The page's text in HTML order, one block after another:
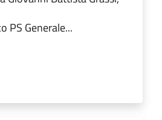
PS Generale...